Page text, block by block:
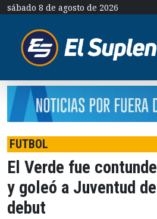
sábado 8 de agosto de 2026
FUTBOL
El Verde fue
y goleó a Juventud
debut